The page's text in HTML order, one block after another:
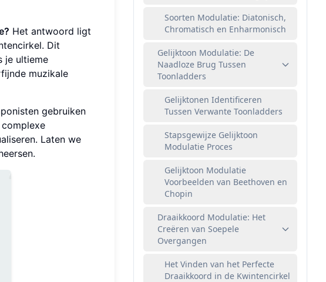
Het antwoord ligt
Dit
je ultieme
muzikale
gebruiken
Laten we
Soorten Modulatie: Diatonisch,
Chromatisch en Enharmonisch
Gelijktoon Modulatie: De
Naadloze Brug Tussen
Toonladders
Gelijktonen Identificeren
Tussen Verwante Toonladders
Stapsgewijze Gelijktoon
Modulatie Proces
Gelijktoon Modulatie
Voorbeelden van Beethoven en
Chopin
Draaikkoord Modulatie: Het
Creëren van Soepele
Overgangen
Het Vinden van het Perfecte
Draaikkoord in de Kwintencirkel